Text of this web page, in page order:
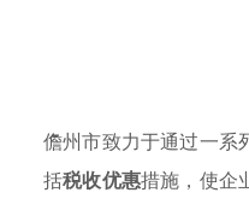
儋州市致力于通过一系
括税收优惠措施，使企